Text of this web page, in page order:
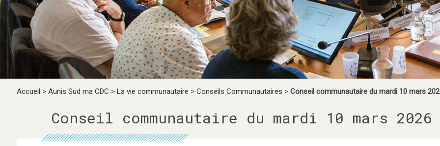
Accueil > Aunis Sud ma CDC > La vie communautaire > Conseils Communautaires > Conseil communautaire du mardi 10 mars
Conseil communautaire du mardi 10 mars 2026